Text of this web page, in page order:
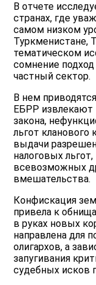
В отчете
странах, где
самом низком
Туркменистане,
тематическом
сомнение
частный сектор.
В нем
ЕБРР извлекают
закона,
льгот кланового
выдачи
налоговых
всевозможных
вмешательства.
Конфискация
привела к
в руках новых
направлена для
олигархов, а
запугивания
судебных исков